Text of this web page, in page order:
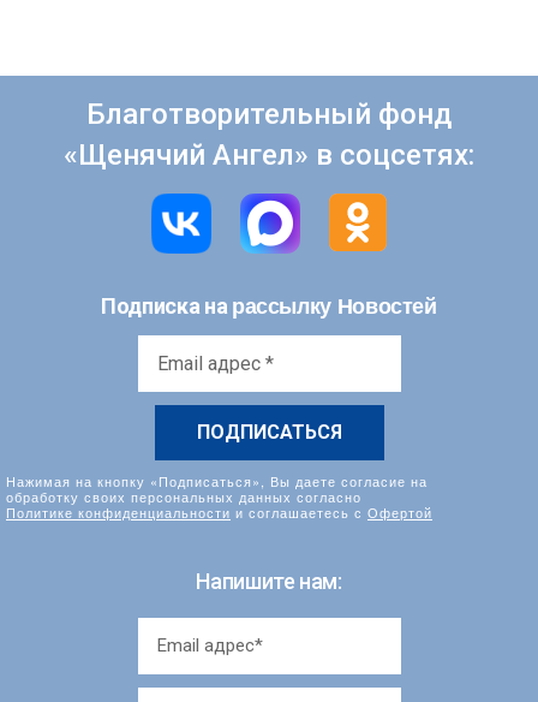
Благотворительный фонд
«Щенячий Ангел» в соцсетях:
Подписка на рассылку Новостей
Нажимая на кнопку «Подписаться», Вы даете согласие на
обработку своих персональных данных согласно
Политике конфиденциальности и соглашаетесь с Офертой
Напишите нам: